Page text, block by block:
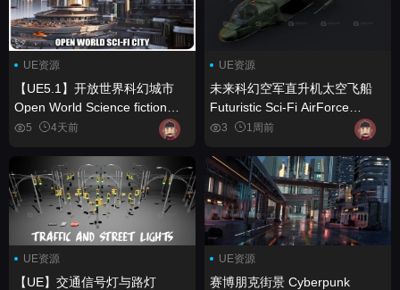
UE资源
【UE5.1】开放世界科幻城市
Open World Science fiction
City
5 4天前
UE资源
未来科幻空军直升机太空飞船
Futuristic Sci-Fi AirForce
HelicopterSpace Ship
3 1周前
UE资源
【UE】交通信号灯与路灯
UE资源
赛博朋克街景 Cyberpunk